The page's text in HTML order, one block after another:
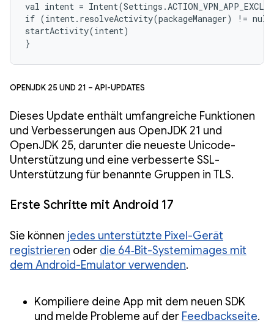
val intent =
if (intent.resolveActivity(packageManager) !=
startActivity(intent)
}
OpenJDK 25 und 21 – API-Updates
Dieses Update enthält umfangreiche Funktionen
und Verbesserungen aus OpenJDK 21 und
OpenJDK 25, darunter die neueste Unicode-
Unterstützung und eine verbesserte SSL-
Unterstützung für benannte Gruppen in TLS.
Erste Schritte mit Android 17
Sie können jedes unterstützte Pixel-Gerät
registrieren oder die 64‑Bit-Systemimages mit
dem Android-Emulator verwenden.
Kompiliere deine App mit dem neuen SDK
und melde Probleme auf der Feedbackseite.